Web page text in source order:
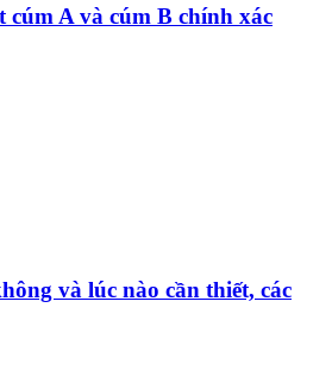
cúm A và cúm B chính xác
và lúc nào cần thiết, các